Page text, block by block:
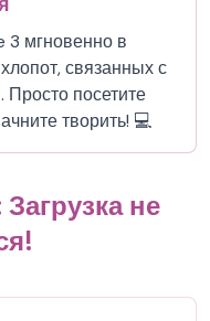
3 мгновенно в
связанных с
Просто посетите
творить! 💻
не